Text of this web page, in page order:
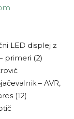
LED displej z
primeri (2)
– AVR,
(12)